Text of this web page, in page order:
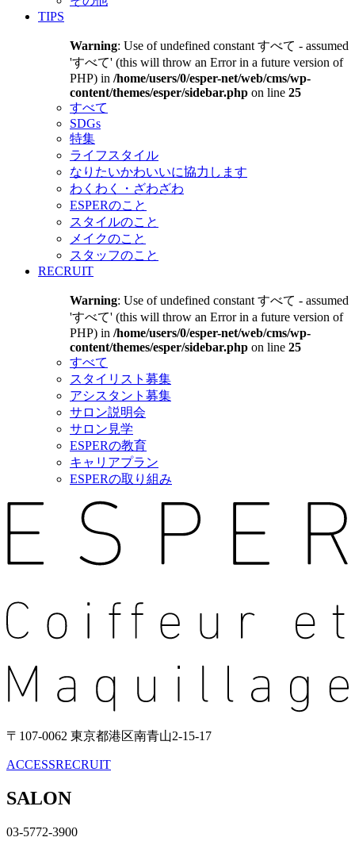
TIPS
Warning: Use of undefined constant すべて - assumed
'すべて' (this will throw an Error in a future version of
PHP) in /home/users/0/esper-net/web/cms/wp-
content/themes/esper/sidebar.php on line 25
すべて
SDGs
特集
ライフスタイル
なりたいかわいいに協力します
わくわく・ざわざわ
ESPERのこと
スタイルのこと
メイクのこと
スタッフのこと
RECRUIT
Warning: Use of undefined constant すべて - assumed
'すべて' (this will throw an Error in a future version of
PHP) in /home/users/0/esper-net/web/cms/wp-
content/themes/esper/sidebar.php on line 25
すべて
スタイリスト募集
アシスタント募集
サロン説明会
サロン見学
ESPERの教育
キャリアプラン
ESPERの取り組み
〒107-0062 東京都港区南青山2-15-17
ACCESSRECRUIT
SALON
03-5772-3900